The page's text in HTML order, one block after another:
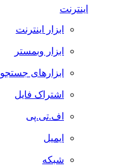
اینترنت
ابزار اینترنت
ابزار وبمستر
ابزارهای جستجو
اشتراک فایل
اف.تی.پی
ایمیل
شبکه